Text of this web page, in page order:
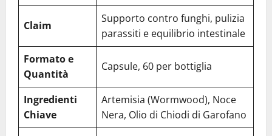
Claim
Supporto contro funghi, pulizia
parassiti e equilibrio intestinale
Formato e
Quantità
Capsule, 60 per bottiglia
Ingredienti
Chiave
Artemisia (Wormwood), Noce
Nera, Olio di Chiodi di Garofano